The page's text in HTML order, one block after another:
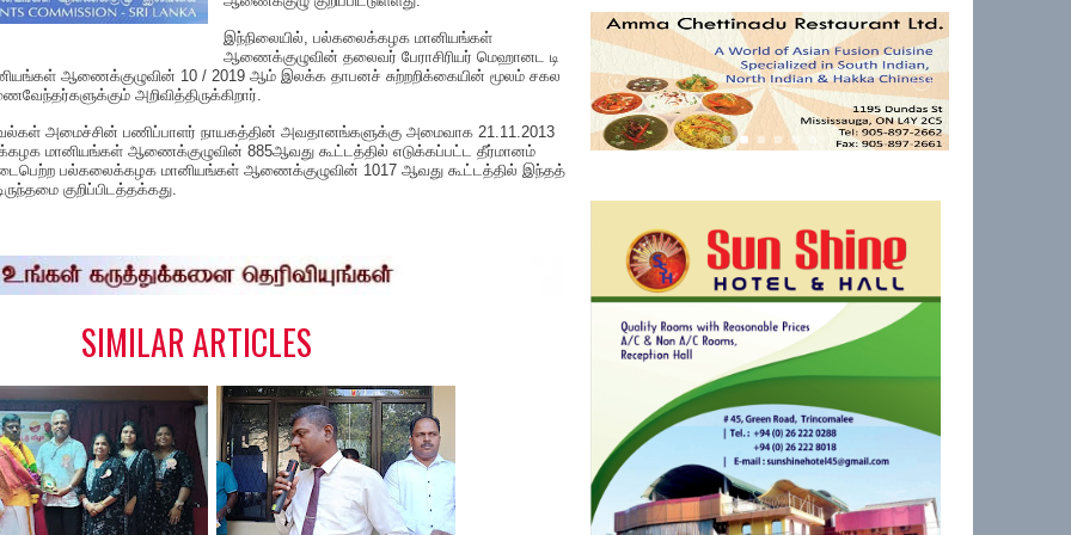
இந்நிலையில், பல்கலைக்கழக மானியங்கள்
ஆணைக்குழுவின் தலைவர் பேராசிரியர் மெஹானட டி
ஆணைக்குழுவின் 10 / 2019 ஆம் இலக்க தாபனச் சுற்றறிக்கையின் மூலம் சகல
அறிவித்திருக்கிறார்.
அமைச்சின் பணிப்பாளர் நாயகத்தின் அவதானங்களுக்கு அமைவாக 21.11.2013
மானியங்கள் ஆணைக்குழுவின் 885ஆவது கூட்டத்தில் எடுக்கப்பட்ட தீர்மானம்
நடைபெற்ற பல்கலைக்கழக மானியங்கள் ஆணைக்குழுவின் 1017 ஆவது கூட்டத்தில் இந்தத்
குறிப்பிடத்தக்கது.
SIMILAR ARTICLES